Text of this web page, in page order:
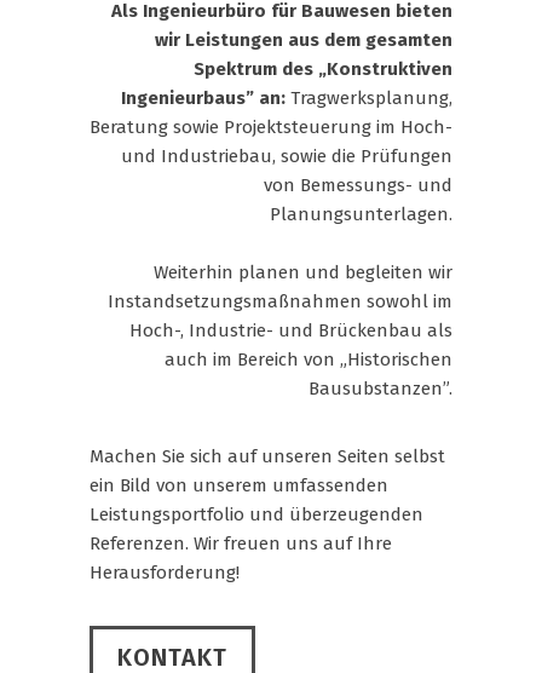
Als Ingenieurbüro für Bauwesen bieten
wir Leistungen aus dem gesamten
Spektrum des „Konstruktiven
Ingenieurbaus” an: Tragwerksplanung,
Beratung sowie Projektsteuerung im Hoch-
und Industriebau, sowie die Prüfungen
von Bemessungs- und
Planungsunterlagen.
Weiterhin planen und begleiten wir
Instandsetzungsmaßnahmen sowohl im
Hoch-, Industrie- und Brückenbau als
auch im Bereich von „Historischen
Bausubstanzen”.
Machen Sie sich auf unseren Seiten selbst
ein Bild von unserem umfassenden
Leistungsportfolio und überzeugenden
Referenzen. Wir freuen uns auf Ihre
Herausforderung!
KONTAKT